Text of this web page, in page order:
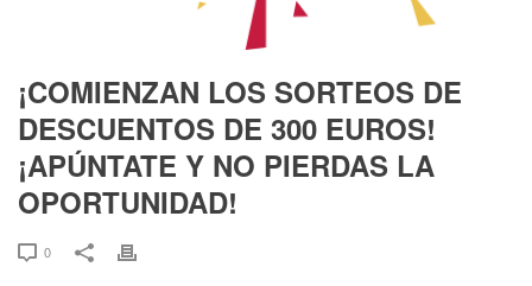
¡COMIENZAN LOS SORTEOS DE
DESCUENTOS DE 300 EUROS!
¡APÚNTATE Y NO PIERDAS LA
OPORTUNIDAD!
0